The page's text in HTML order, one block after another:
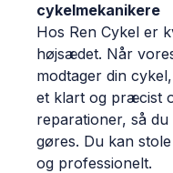
cykelmekanikere
Hos Ren Cykel er
højsædet. Når
modtager din
et klart og præcist
reparationer, så
gøres. Du kan
og professionelt.